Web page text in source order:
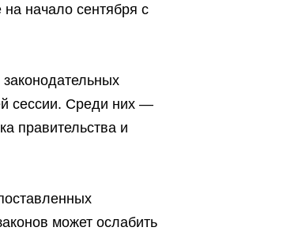
начало сентября с
сессии. Среди них —
правительства и
может ослабить